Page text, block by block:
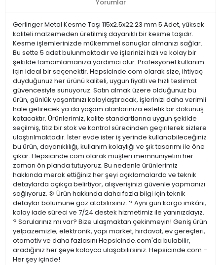
Yorumlar
Gerlinger Metal Kesme Taşı 115x2.5x22.23 mm 5 Adet, yüksek
kaliteli malzemeden üretilmiş dayanıklı bir kesme taşıdır.
Kesme işlemlerinizde mükemmel sonuçlar almanızı sağlar.
Bu sette 5 adet bulunmaktadır ve işlerinizi hızlı ve kolay bir
şekilde tamamlamanıza yardımcı olur. Profesyonel kullanım
için ideal bir seçenektir. Hepsicinde.com olarak size, ihtiyaç
duyduğunuz her ürünü kaliteli, uygun fiyatlı ve hızlı teslimat
güvencesiyle sunuyoruz. Satın almak üzere olduğunuz bu
ürün, günlük yaşantınızı kolaylaştıracak, işlerinizi daha verimli
hale getirecek ya da yaşam alanlarınıza estetik bir dokunuş
katacaktır. Ürünlerimiz, kalite standartlarına uygun şekilde
seçilmiş, titiz bir stok ve kontrol sürecinden geçirilerek sizlere
ulaştırılmaktadır. İster evde ister iş yerinde kullanabileceğiniz
bu ürün, dayanıklılığı, kullanım kolaylığı ve şık tasarımı ile öne
çıkar. Hepsicinde.com olarak müşteri memnuniyetini her
zaman ön planda tutuyoruz. Bu nedenle ürünlerimiz
hakkında merak ettiğiniz her şeyi açıklamalarda ve teknik
detaylarda açıkça belirtiyor, alışverişinizi güvenle yapmanızı
sağlıyoruz. ⚙️ Ürün hakkında daha fazla bilgi için teknik
detaylar bölümüne göz atabilirsiniz. ? Aynı gün kargo imkânı,
kolay iade süreci ve 7/24 destek hizmetimiz ile yanınızdayız.
? Sorularınız mı var? Bize ulaşmaktan çekinmeyin! Geniş ürün
yelpazemizle; elektronik, yapı market, hırdavat, ev gereçleri,
otomotiv ve daha fazlasını Hepsicinde.com'da bulabilir,
aradığınız her şeye kolayca ulaşabilirsiniz. Hepsicinde.com –
Her şey içinde!